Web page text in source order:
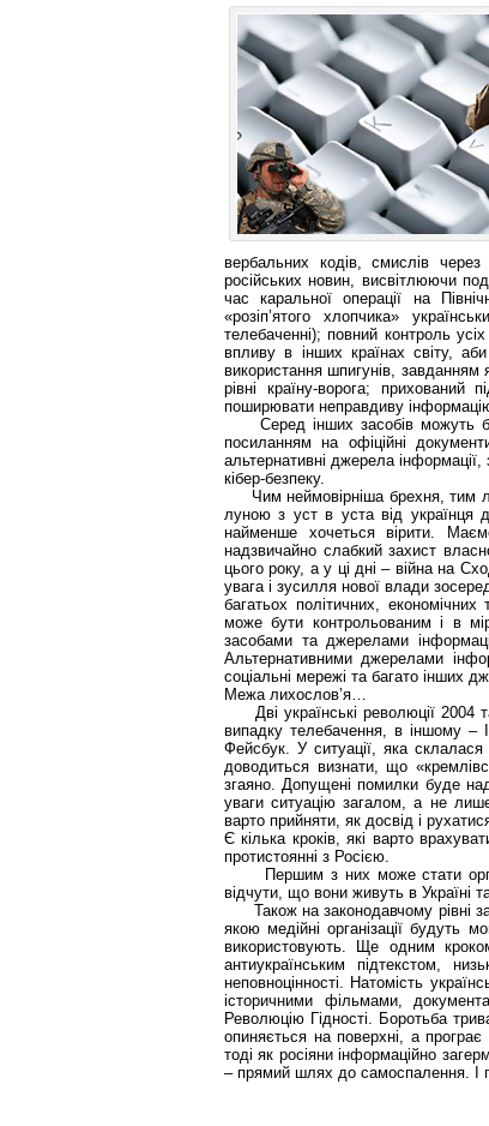
вербальних кодів, смислів
російських новин, висвітлюючи
час каральної операції на
«розіп’ятого хлопчика»
телебаченні); повний контроль
впливу в інших країнах світу,
використання шпигунів,
рівні країну-ворога; прихований
поширювати неправдиву
Серед інших засобів можуть
посиланням на офіційні
альтернативні джерела
кібер-безпеку.
Чим неймовірніша брехня, тим
луною з уст в уста від українця
найменше хочеться вірити.
надзвичайно слабкий захист
цього року, а у ці дні – війна на
увага і зусилля нової влади
багатьох політичних,
може бути контрольованим і в
засобами та джерелами
Альтернативними джерелами
соціальні мережі та багато інших
Межа лихослов’я…
Дві українські революції 2004
випадку телебачення, в іншому –
Фейсбук. У ситуації, яка
доводиться визнати, що
згаяно. Допущені помилки буде
уваги ситуацію загалом, а не
варто прийняти, як досвід і
Є кілька кроків, які варто
протистоянні з Росією.
Першим з них може стати
відчути, що вони живуть в Україні
Також на законодавчому рівні
якою медійні організації будуть
використовують. Ще одним
антиукраїнським підтекстом,
неповноцінності. Натомість
історичними фільмами,
Революцію Гідності. Боротьба
опиняється на поверхні, а програє
тоді як росіяни інформаційно
– прямий шлях до самоспалення. І